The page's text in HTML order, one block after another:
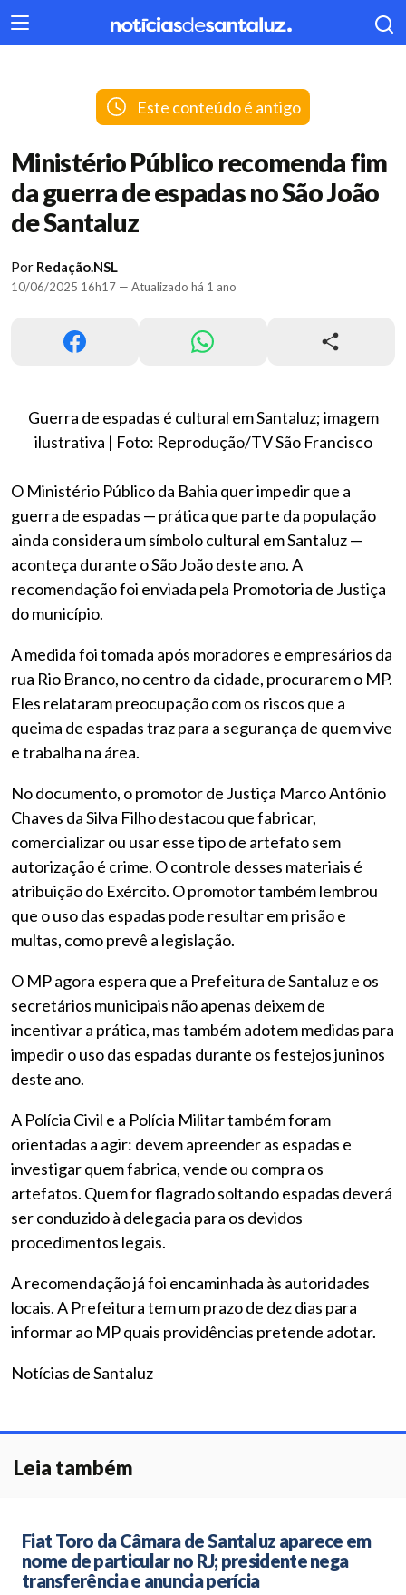
404
Este conteúdo é antigo
Ministério Público recomenda fim
da guerra de espadas no São João
de Santaluz
Por Redação.NSL
10/06/2025 16h17 — Atualizado há 1 ano
Guerra de espadas é cultural em Santaluz; imagem
ilustrativa | Foto: Reprodução/TV São Francisco
O Ministério Público da Bahia quer impedir que a
guerra de espadas — prática que parte da população
ainda considera um símbolo cultural em Santaluz —
aconteça durante o São João deste ano. A
recomendação foi enviada pela Promotoria de Justiça
do município.
A medida foi tomada após moradores e empresários da
rua Rio Branco, no centro da cidade, procurarem o MP.
Eles relataram preocupação com os riscos que a
queima de espadas traz para a segurança de quem vive
e trabalha na área.
No documento, o promotor de Justiça Marco Antônio
Chaves da Silva Filho destacou que fabricar,
comercializar ou usar esse tipo de artefato sem
autorização é crime. O controle desses materiais é
atribuição do Exército. O promotor também lembrou
que o uso das espadas pode resultar em prisão e
multas, como prevê a legislação.
O MP agora espera que a Prefeitura de Santaluz e os
secretários municipais não apenas deixem de
incentivar a prática, mas também adotem medidas para
impedir o uso das espadas durante os festejos juninos
deste ano.
A Polícia Civil e a Polícia Militar também foram
orientadas a agir: devem apreender as espadas e
investigar quem fabrica, vende ou compra os
artefatos. Quem for flagrado soltando espadas deverá
ser conduzido à delegacia para os devidos
procedimentos legais.
A recomendação já foi encaminhada às autoridades
locais. A Prefeitura tem um prazo de dez dias para
informar ao MP quais providências pretende adotar.
Notícias de Santaluz
Leia também
Fiat Toro da Câmara de Santaluz aparece em
nome de particular no RJ; presidente nega
transferência e anuncia perícia